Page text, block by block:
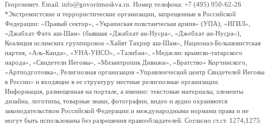
Георгиевич. Email: info@govoritmoskva.ru. Номер телефона: +7 (495) 950-62-26
*Экстремистские и террористические организации, запрещенные в Российской
Федерации: «Правый сектор», «Украинская повстанческая армия» (УПА), «ИГИЛ»,
«Джабхат Фатх аш-Шам» (бывшая «Джабхат ан-Нусра», «Джебхат ан-Нусра»),
Коалиция исламских группировок «Хайят Тахрир аш-Шам», Национал-Большевистская
партия, «Аль-Каида», «УНА-УНСО», «Талибан», «Меджлис крымско-татарского
народа», «Свидетели Иеговы», «Мизантропик Дивижн», «Братство» Корчинского,
«Артподготовка», Религиозная организация «Управленческий центр Свидетелей Иеговы
в России» и входящие в ее структуру местные религиозные организации.
Информация, размещенная на портале, а именно: текстовые материалы, элементы
дизайна, логотипы, товарные знаки, фотографии, видео и аудио охраняются
законодательством Российской Федерации и международными нормами права и не
могут быть использованы без разрешения правообладателей. Согласно ст.ст. 1274,1275